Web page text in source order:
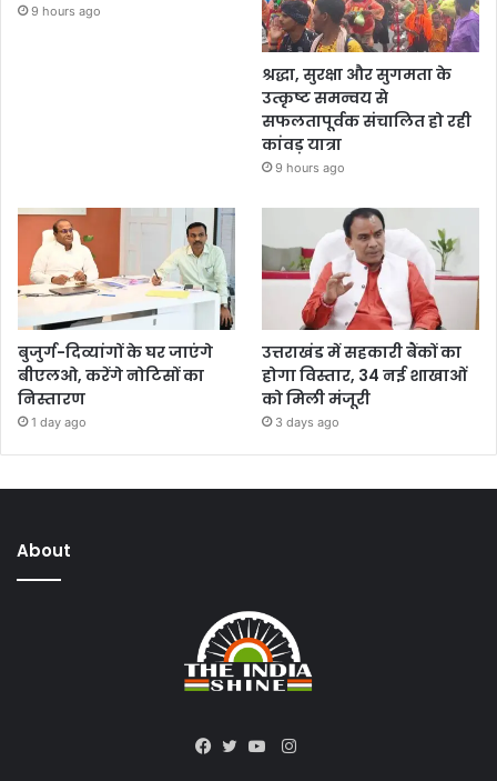
9 hours ago
श्रद्धा, सुरक्षा और सुगमता के
उत्कृष्ट समन्वय से
सफलतापूर्वक संचालित हो रही
कांवड़ यात्रा
9 hours ago
बुजुर्ग-दिव्यांगों के घर जाएंगे
बीएलओ, करेंगे नोटिसों का
निस्तारण
1 day ago
उत्तराखंड में सहकारी बैंकों का
होगा विस्तार, 34 नई शाखाओं
को मिली मंजूरी
3 days ago
About
Instagram